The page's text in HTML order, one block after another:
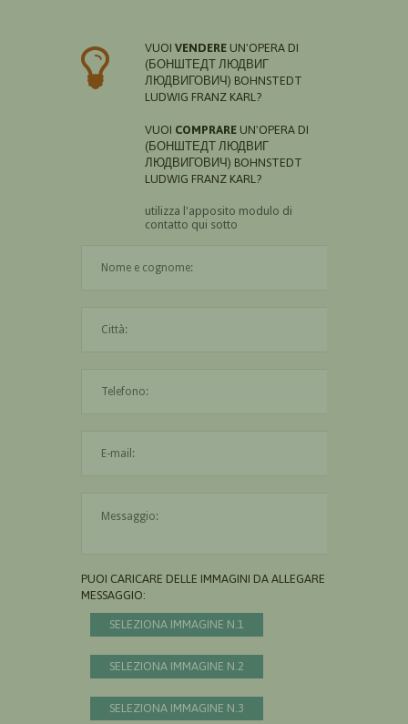
VUOI VENDERE UN'OPERA DI
(БОНШТЕДТ ЛЮДВИГ
ЛЮДВИГОВИЧ) BOHNSTEDT
LUDWIG FRANZ KARL?
VUOI COMPRARE UN'OPERA DI
(БОНШТЕДТ ЛЮДВИГ
ЛЮДВИГОВИЧ) BOHNSTEDT
LUDWIG FRANZ KARL?
utilizza l'apposito modulo di
contatto qui sotto
PUOI CARICARE DELLE IMMAGINI DA ALLEGARE AL
MESSAGGIO:
SELEZIONA IMMAGINE N.1
SELEZIONA IMMAGINE N.2
SELEZIONA IMMAGINE N.3